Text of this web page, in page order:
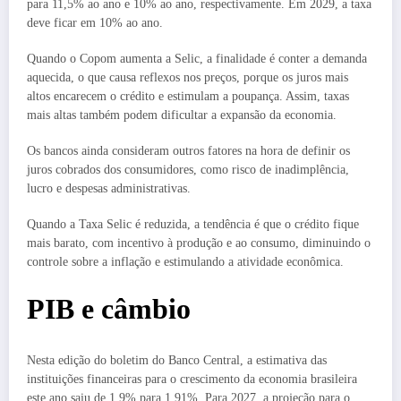
para 11,5% ao ano e 10% ao ano, respectivamente. Em 2029, a taxa
deve ficar em 10% ao ano.
Quando o Copom aumenta a Selic, a finalidade é conter a demanda
aquecida, o que causa reflexos nos preços, porque os juros mais
altos encarecem o crédito e estimulam a poupança. Assim, taxas
mais altas também podem dificultar a expansão da economia.
Os bancos ainda consideram outros fatores na hora de definir os
juros cobrados dos consumidores, como risco de inadimplência,
lucro e despesas administrativas.
Quando a Taxa Selic é reduzida, a tendência é que o crédito fique
mais barato, com incentivo à produção e ao consumo, diminuindo o
controle sobre a inflação e estimulando a atividade econômica.
PIB e câmbio
Nesta edição do boletim do Banco Central, a estimativa das
instituições financeiras para o crescimento da economia brasileira
este ano saiu de 1,9% para 1,91%. Para 2027, a projeção para o